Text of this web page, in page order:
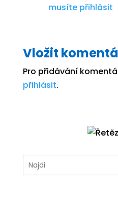
musíte přihlásit
Vložit
Pro přidávání
přihlásit.